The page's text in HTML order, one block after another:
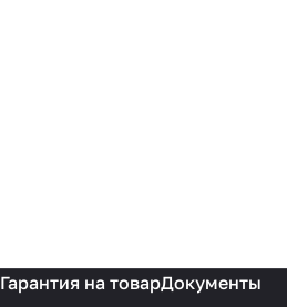
Гарантия на товарДокументы